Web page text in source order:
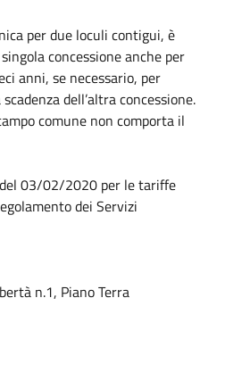
per due loculi contigui, è
concessione anche per
anni, se necessario, per
dell’altra concessione.
comune non comporta il
03/02/2020 per le tariffe
dei Servizi
n.1, Piano Terra